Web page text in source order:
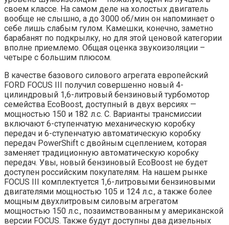
своем классе. На самом деле на холостых двигатель
вообще не слышно, а до 3000 об/мин он напоминает о
себе лишь слабым гулом. Камешки, конечно, заметно
барабанят по подкрылку, но для этой ценовой категории
вполне приемлемо. Общая оценка звукоизоляции –
четыре с большим плюсом.
В качестве базового силового агрегата европейский
FORD FOCUS III получил совершенно новый 4-
цилиндровый 1,6-литровый бензиновый турбомотор
семейства EcoBoost, доступный в двух версиях —
мощностью 150 и 182 л.с. С. Варианты трансмиссии
включают 6-ступенчатую механическую коробку
передач и 6-ступенчатую автоматическую коробку
передач PowerShift с двойным сцеплением, которая
заменяет традиционную автоматическую коробку
передач. Увы, новый бензиновый EcoBoost не будет
доступен российским покупателям. На нашем рынке
FOCUS III комплектуется 1,6-литровыми бензиновыми
двигателями мощностью 105 и 124 л.с., а также более
мощным двухлитровым силовым агрегатом
мощностью 150 л.с., позаимствованным у американской
версии FOCUS. Также будут доступны два дизельных